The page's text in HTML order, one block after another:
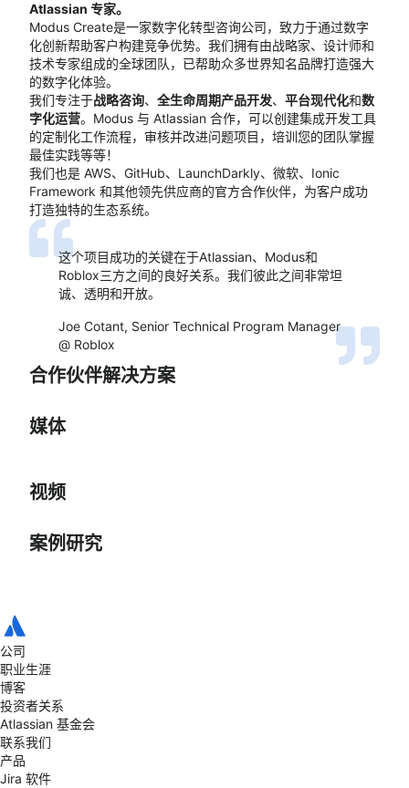
Atlassian 专家。
Modus Create是一家数字化转型咨询公司，致力于通过数字
化创新帮助客户构建竞争优势。我们拥有由战略家、设计师和
技术专家组成的全球团队，已帮助众多世界知名品牌打造强大
的数字化体验。
我们专注于战略咨询、 全生命周期产品开发、 平台现代化和数
字化运营。Modus 与 Atlassian 合作，可以创建集成开发工具
的定制化工作流程，审核并改进问题项目，培训您的团队掌握
最佳实践等等！
我们也是 AWS、GitHub、LaunchDarkly、微软、Ionic
Framework 和其他领先供应商的官方合作伙伴，为客户成功
打造独特的生态系统。
这个项目成功的关键在于Atlassian、Modus和
Roblox三方之间的良好关系。我们彼此之间非常坦
诚、透明和开放。
Joe Cotant, Senior Technical Program Manager
@ Roblox
合作伙伴解决方案
ITSM 平台现代化
自动化入职流程 - 从第一
天起就助力成功
媒体
Modus Create——兼具
精品店的精致感和企业级
提升开发者效率
视频
案例研究
Confluence 跳出思维定
Zelis——革新了人力资源
元。
公司
职业生涯
博客
投资者关系
Atlassian 基金会
联系我们
产品
Jira 软件